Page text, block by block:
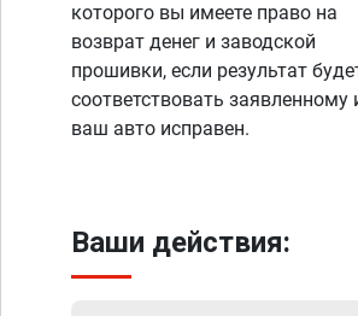
которого вы имеете право на
возврат денег и заводской
прошивки, если результат
соответствовать заявленному
ваш авто исправен.
Ваши действия: